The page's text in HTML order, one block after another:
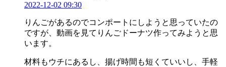
2022-12-02 09:30
りんごがあるのでコンポートにしようと思っていたの
ですが、動画を見てりんごドーナツ作ってみようと思
います。
材料もウチにあるし、揚げ時間も短くていいし、手軽